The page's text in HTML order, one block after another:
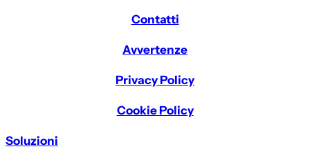
Contatti
Avvertenze
Privacy Policy
Cookie Policy
Soluzioni